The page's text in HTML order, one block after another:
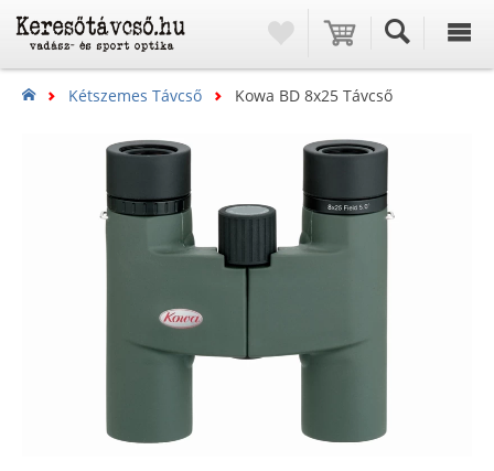
Kétszemes Távcső Kowa BD 8x25 Távcső